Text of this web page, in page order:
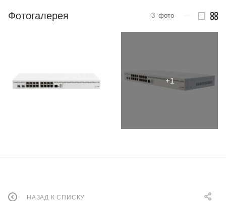
Фотогалерея 3 фото
НАЗАД К СПИСКУ